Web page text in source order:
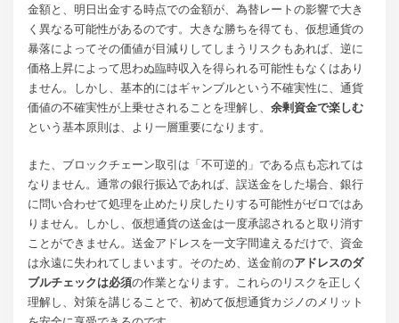
金額と、明日出金する時点での金額が、為替レートの影響で大き
く異なる可能性があるのです。大きな勝ちを得ても、仮想通貨の
暴落によってその価値が目減りしてしまうリスクもあれば、逆に
価格上昇によって思わぬ臨時収入を得られる可能性もなくはあり
ません。しかし、基本的にはギャンブルという不確実性に、通貨
価値の不確実性が上乗せされることを理解し、余剰資金で楽しむ
という基本原則は、より一層重要になります。
また、ブロックチェーン取引は「不可逆的」である点も忘れては
なりません。通常の銀行振込であれば、誤送金をした場合、銀行
に問い合わせて処理を止めたり戻したりする可能性がゼロではあ
りません。しかし、仮想通貨の送金は一度承認されると取り消す
ことができません。送金アドレスを一文字間違えるだけで、資金
は永遠に失われてしまいます。そのため、送金前のアドレスのダ
ブルチェックは必須の作業となります。これらのリスクを正しく
理解し、対策を講じることで、初めて仮想通貨カジノのメリット